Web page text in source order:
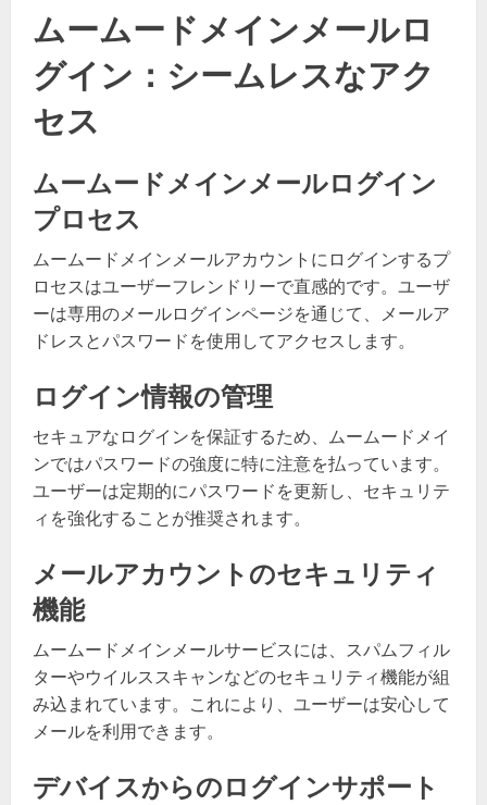
ムームードメインメールロ
グイン：シームレスなアク
セス
ムームードメインメールログイン
プロセス
ムームードメインメールアカウントにログインするプ
ロセスはユーザーフレンドリーで直感的です。ユーザ
ーは専用のメールログインページを通じて、メールア
ドレスとパスワードを使用してアクセスします。
ログイン情報の管理
セキュアなログインを保証するため、ムームードメイ
ンではパスワードの強度に特に注意を払っています。
ユーザーは定期的にパスワードを更新し、セキュリテ
ィを強化することが推奨されます。
メールアカウントのセキュリティ
機能
ムームードメインメールサービスには、スパムフィル
ターやウイルススキャンなどのセキュリティ機能が組
み込まれています。これにより、ユーザーは安心して
メールを利用できます。
デバイスからのログインサポート